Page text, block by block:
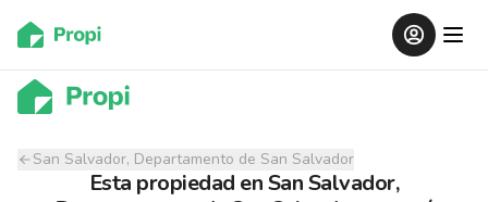
San Salvador, Departamento de San Salvador
Esta propiedad enSan Salvador,